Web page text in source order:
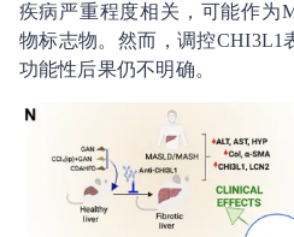
疾病严重程度相关，可能作为
物标志物。然而，调控CHI3L1
功能性后果仍不明确。